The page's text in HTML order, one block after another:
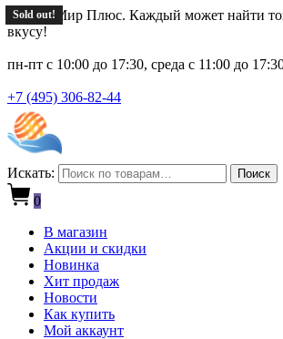
Новый Мир Плюс. Каждый может найти
вкусу!
пн-пт с 10:00 до 17:30, среда с 11:00 до
+7 (495) 306-82-44
Искать: Поиск
0
В магазин
Акции и скидки
Новинка
Хит продаж
Новости
Как купить
Мой аккаунт
Sold out!
Sold out!